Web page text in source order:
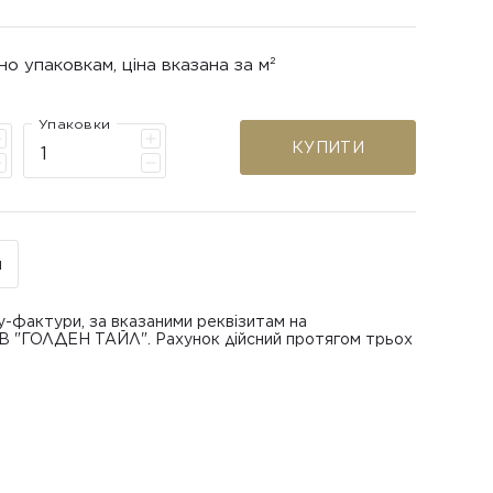
упаковкам, ціна вказана за м²
Упаковки
КУПИТИ
фактури, за вказаними реквізитам на
"ГОЛДЕН ТАЙЛ". Рахунок дійсний протягом трьох